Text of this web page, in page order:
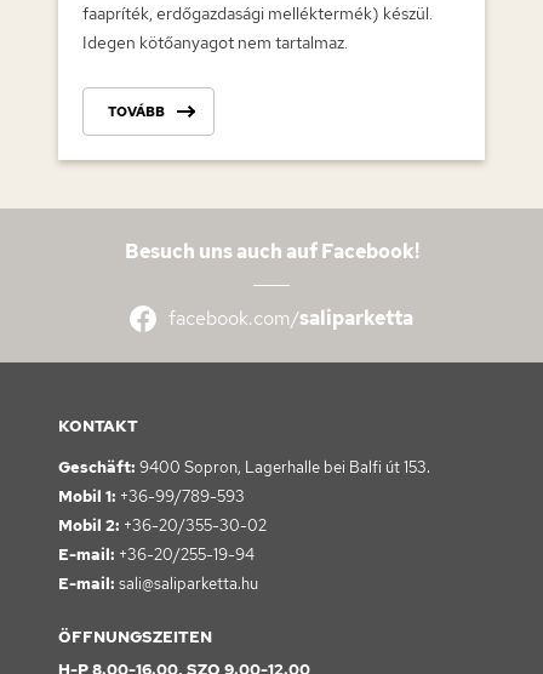
faapríték, erdőgazdasági melléktermék) készül.
Idegen kötőanyagot nem tartalmaz.
TOVÁBB
Besuch uns auch auf Facebook!
facebook.com/saliparketta
KONTAKT
Geschäft: 9400 Sopron, Lagerhalle bei Balfi út 153.
Mobil 1: +36-99/789-593
Mobil 2: +36-20/355-30-02
E-mail: +36-20/255-19-94
E-mail: sali@saliparketta.hu
ÖFFNUNGSZEITEN
H-P 8.00-16.00, SZO 9.00-12.00